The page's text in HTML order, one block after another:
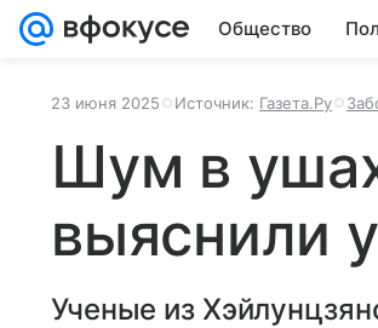
Общество
23 июня 2025 Источник: Газета.Ру
Шум в
выяснили
Ученые из